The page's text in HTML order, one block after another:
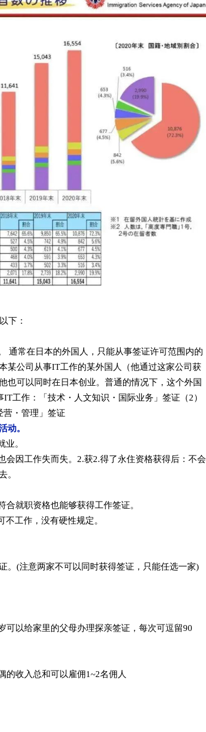
下：
通常在日本的外国人，只能从事签证许可范围内的
某公司从事IT工作的某外国人（他通过这家公司获
也可以同时在日本创业。普通的情况下，这个外国
工作：「技术・人文知识・国际业务」签证（2）
营・管理」签证
动。
。
会因工作失而失。 2.获2.得了永住资格获得后： 不会
。
就职资格也能够获得工作签证。
工作，没有硬性规定。
。(注意两家不可以同时获得签证，只能任选一家)
可以给家里的父母办理探亲签证，每次可逗留90
的收入总和可以雇佣1~2名佣人